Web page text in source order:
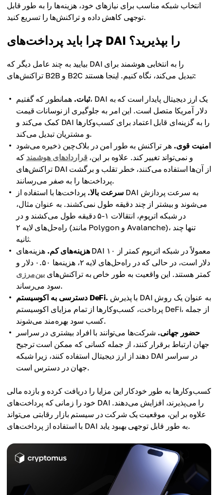
انتخاب شبکه مناسب برای نیازهای خود، هزینه‌ها را به طور قابل
توجهی کاهش داده و تراکنش‌ها را تسریع کنید.
چرا باید پرداخت‌های DAI را بپذیرید؟
بیایید به چند عامل دیگر که DAI را به انتخابی هوشمند برای
تراکنش‌های B2B و B2C تبدیل می‌کند، نگاه کنیم. اینجا هستند:
ثبات. همانطور که گفتیم، DAI یک ارز دیجیتال پایدار است که به
دلار آمریکا متصل است. این امر به جلوگیری از نوسانات قیمت
کمک می‌کند و DAI را به گزینه‌ای قابل اعتماد برای کسب‌وکارها
و مشتریان تبدیل می‌کند.
امنیت قوی. هر تراکنش به طور امن در بلاک‌چین ذخیره می‌شود
و نمی‌تواند تغییر کند. علاوه بر این، قراردادهای هوشمند که
تراکنش‌های DAI از آن‌ها استفاده می‌کنند، خطر تقلب و برگشت
پرداخت‌ها را به صفر می‌رسانند.
سرعت بالا. پرداخت‌ها با استفاده از DAI به سرعت پردازش
می‌شوند و بیشتر از چند دقیقه طول نمی‌کشند. به عنوان مثال،
در شبکه اتریوم، انتقالات ۱-۵ دقیقه طول می‌کشند و در
راه‌حل‌های لایه ۲ (مانند Polygon و Avalanche)، تنها چند
ثانیه.
هزینه‌های کم. هزینه‌های DAI معمولاً در شبکه اتریوم کمتر از ۱۰
دلار است، در حالی که در راه‌حل‌های لایه ۲، هزینه‌ها ۰.۵۰ دلار و
کمتر هستند. این واقعیت به طور خاص به تراکنش‌های بین‌مرزی
سود می‌رساند.
دسترسی به اکوسیستم DeFi.
پرداخت، کسب‌وکارها از تمام مزایای اکوسیستم DeFi، از جمله
کسب سود بهره‌مند می‌شوند.
حضور جهانی. شرکت‌ها می‌توانند با افراد بیشتری در سراسر
جهان ارتباط برقرار کنند، از جمله کسانی که ممکن است ترجیح
دهند از ارز دیجیتال استفاده کنند، زیرا شبکه DAI در سراسر
جهان در دسترس است.
کسب‌وکارها به طور خودکار این مزایا را دریافت کرده و بازده مالی
خود را زمانی که پرداخت‌های DAI را می‌پذیرند، افزایش می‌دهند.
علاوه بر این، موقعیت یک شرکت در سیستم بازار رقابتی می‌تواند
با استفاده از پرداخت‌های DAI به طور قابل توجهی بهبود یابد.